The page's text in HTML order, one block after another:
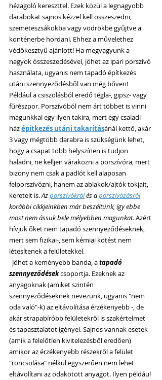
hézagoló kereszttel. Ezek közül a legnagyobb
darabokat sajnos kézzel kell összeszedni,
szemeteszsákokba vagy vödrökbe gyűjtve a
konténerbe hordani. Ehhez a művelethez
védőkesztyű ajánlott! Ha megvagyunk a
nagyok összeszedésével, jöhet az ipari porszívó
használata, ugyanis nem tapadó építkezés
utáni szennyeződésből van még bőven!
Például a csiszolásból eredő tégla-, gipsz- vagy
fűrészpor. Porszívóból nem árt többet is vinni
magunkkal egy ilyen takira, mert egy csaladi
ház építkezés utáni takarításánál kettő, akár
3 vagy mégtöbb darabra is szükségünk lehet,
hogy a csapat több helyszínen is tudjon
haladni, ne kelljen várakozni a porszívóra, mert
bizony nem csak a padlót kell alaposan
felporszívózni, hanem az ablakok/ajtók tokjait,
kereteit is. Az porszívókról és a porszívózásról
korábbi cikkjeinkben már beszéltünk, így ebbe
most nem ássuk bele mélyebben magunkat. Azért
hívjuk őket nem tapadó szennyeződéseknek,
mert sem fizikai-, sem kémiai kötést nem
létesítenek a felületekkel.
  Jöhet a keményebb banda, a
tapadó
szennyeződések csoportja. Ezeknek az
anyagoknak (amiket szintén
szennyeződéseknek nevezünk, ugyanis "nem
oda való"-k) az eltávolítása érzékenyebb -, de
akár strapabíróbb felületekről is szakértelmet
és tapasztalatot igényel. Sajnos vannak esetek
(amik a felelőtlen kivitelezésből eredően)
amikor az érzékenyebb részekről a felület
"roncsolása" nélkül egyszerűen nem lehet
eltávolítani az odakötött anyagot. Ilyen például